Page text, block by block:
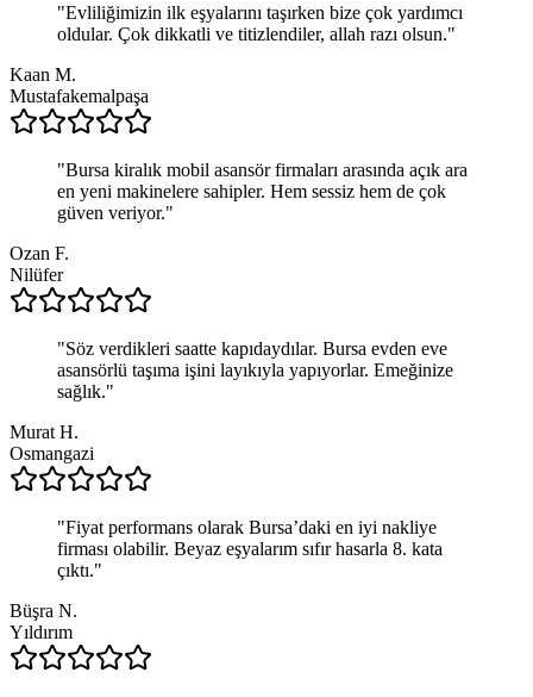
"Evliliğimizin ilk eşyalarını taşırken bize çok yardımcı
oldular. Çok dikkatli ve titizlendiler, allah razı olsun."
Kaan M.
Mustafakemalpaşa
"Bursa kiralık mobil asansör firmaları arasında açık ara
en yeni makinelere sahipler. Hem sessiz hem de çok
güven veriyor."
Ozan F.
Nilüfer
"Söz verdikleri saatte kapıdaydılar. Bursa evden eve
asansörlü taşıma işini layıkıyla yapıyorlar. Emeğinize
sağlık."
Murat H.
Osmangazi
"Fiyat performans olarak Bursa’daki en iyi nakliye
firması olabilir. Beyaz eşyalarım sıfır hasarla 8. kata
çıktı."
Büşra N.
Yıldırım